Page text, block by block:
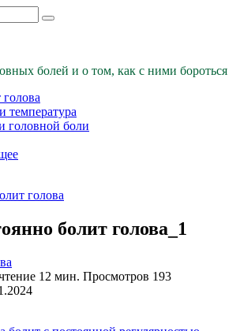
болей и о том, как с ними бороться
температура
головной боли
голова
болит голова_1
12 мин. Просмотров 193